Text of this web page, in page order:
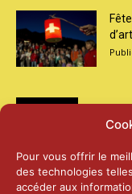
Pour vous offrir le
des technologies
accéder aux